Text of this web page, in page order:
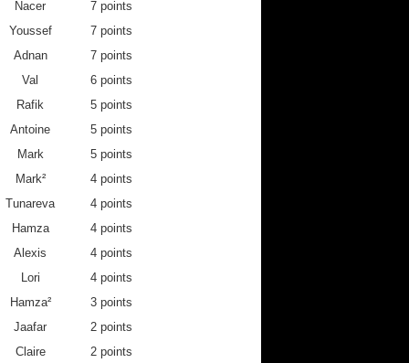
05-19 05-26
06-02
4
2
7
7
0
0
0
2
0
10
0
0
Nacer
7 points
Youssef
7 points
Adnan
7 points
Val
6 points
Rafik
5 points
Antoine
5 points
Mark
5 points
Mark²
4 points
Tunareva
4 points
Hamza
4 points
Alexis
4 points
Lori
4 points
Hamza²
3 points
Jaafar
2 points
Claire
2 points